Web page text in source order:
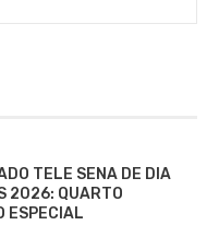
TELE SENA DE DIA
2026: QUARTO
ESPECIAL